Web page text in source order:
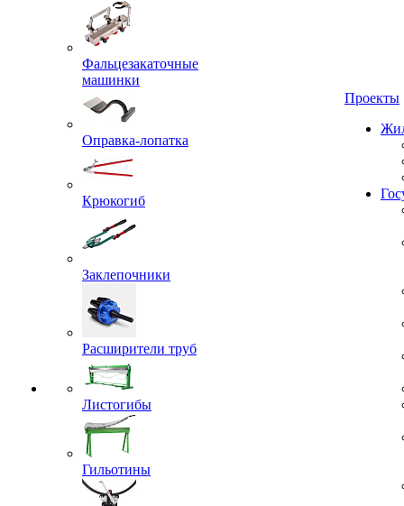
Фальцезакаточные
машинки
Оправка-лопатка
Крюкогиб
Заклепочники
Расширители труб
Листогибы
Гильотины
Проекты